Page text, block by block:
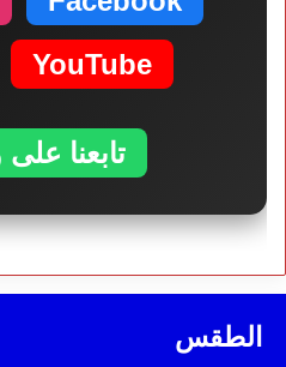
YouTube
تابعنا
الطقس